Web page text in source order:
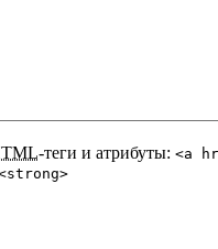
-теги и атрибуты: <a